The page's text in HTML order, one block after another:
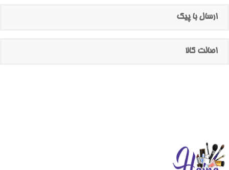
ارسال با پیک
اصالت کالا